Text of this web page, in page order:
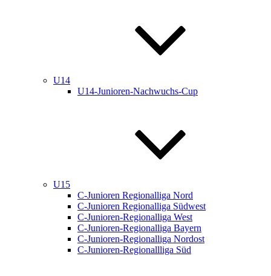
U14
U14-Junioren-Nachwuchs-Cup
U15
C-Junioren Regionalliga Nord
C-Junioren Regionalliga Südwest
C-Junioren-Regionalliga West
C-Junioren-Regionalliga Bayern
C-Junioren-Regionalliga Nordost
C-Junioren-Regionallliga Süd